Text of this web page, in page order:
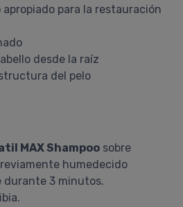
apropiado para la restauración
desde la raíz
del pelo
MAX Shampoo sobre
humedecido
3 minutos.